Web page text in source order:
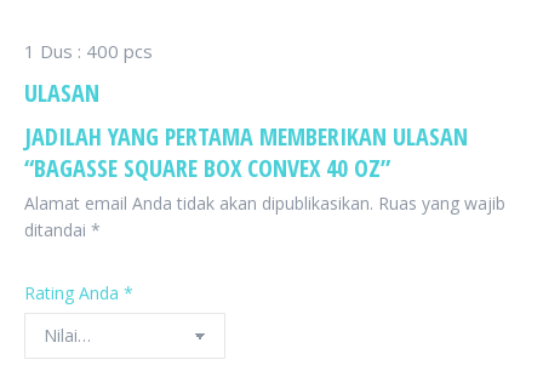
1 Dus : 400 pcs
ULASAN
JADILAH YANG PERTAMA MEMBERIKAN ULASAN
“BAGASSE SQUARE BOX CONVEX 40 OZ”
Alamat email Anda tidak akan dipublikasikan. Ruas yang wajib
ditandai *
Rating Anda *